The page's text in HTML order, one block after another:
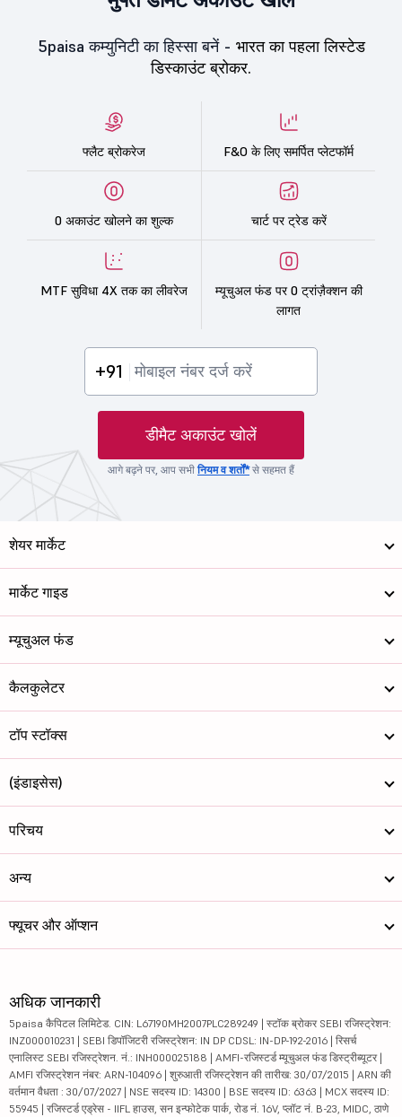
5paisa कम्युनिटी का हिस्सा बनें - भारत का पहला लिस्टेड
डिस्काउंट ब्रोकर.
फ्लैट ब्रोकरेज F&O के लिए समर्पित प्लेटफॉर्म
0 अकाउंट खोलने का शुल्क चार्ट पर ट्रेड करें
MTF सुविधा 4X तक का लीवरेज
म्यूचुअल फंड पर 0 ट्रांज़ैक्शन की
लागत
+91
डीमैट अकाउंट खोलें
आगे बढ़ने पर, आप सभीनियम व शर्तों*से सहमत हैं
शेयर मार्केट
मार्केट गाइड
म्यूचुअल फंड
कैलकुलेटर
टॉप स्टॉक्स
(इंडाइसेस)
परिचय
अन्य
फ्यूचर और ऑप्शन
अधिक जानकारी
5paisa कैपिटल लिमिटेड. CIN: L67190MH2007PLC289249 | स्टॉक ब्रोकर SEBI रजिस्ट्रेशन:
INZ000010231 | SEBI डिपॉजिटरी रजिस्ट्रेशन: IN DP CDSL: IN-DP-192-2016 | रिसर्च
एनालिस्ट SEBI रजिस्ट्रेशन. नं.: INH000025188 | AMFI-रजिस्टर्ड म्यूचुअल फंड डिस्ट्रीब्यूटर |
AMFI रजिस्ट्रेशन नंबर: ARN-104096 | शुरुआती रजिस्ट्रेशन की तारीख: 30/07/2015 | ARN की
वर्तमान वैधता : 30/07/2027 | NSE सदस्य ID: 14300 | BSE सदस्य ID: 6363 | MCX सदस्य ID:
55945 | रजिस्टर्ड एड्रेस - IIFL हाउस, सन इन्फोटेक पार्क, रोड नं. 16V, प्लॉट नं. B-23, MIDC, ठाणे